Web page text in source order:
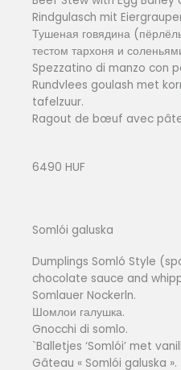
Rindgulasch mit
Тушеная говядина
тестом тархоня и
Spezzatino di manzo con
Rundvlees goulash met
tafelzuur.
Ragout de bœuf avec
6490 HUF
Somlói galuska
Dumplings Somló Style
chocolate sauce and
Somlauer Nockerln.
Шомлои галушка.
Gnocchi di somlo.
`Balletjes ‘Somlói’ met
Gâteau « Somlói galuska ».